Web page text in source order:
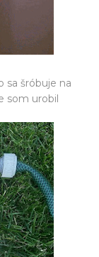
sa šróbuje na
som urobil